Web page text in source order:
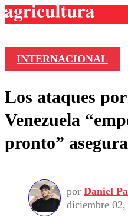
Frecuencias
Agricultura
Deportes
Colo Colo
Seleccion
Torneo
Entretención
Economía
Opinión
INTERNACIONAL
Los ataques
Venezuela
pronto”
por Daniel
diciembre 02,